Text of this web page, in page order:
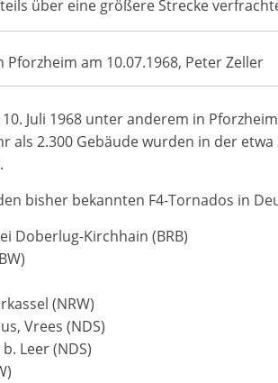
über eine größere Strecke
Pforzheim am 10.07.1968, Peter Zeller
Juli 1968 unter anderem in
als 2.300 Gebäude wurden in der
bisher bekannten F4-Tornados in
Doberlug-Kirchhain (BRB)
(NRW)
Vrees (NDS)
Leer (NDS)